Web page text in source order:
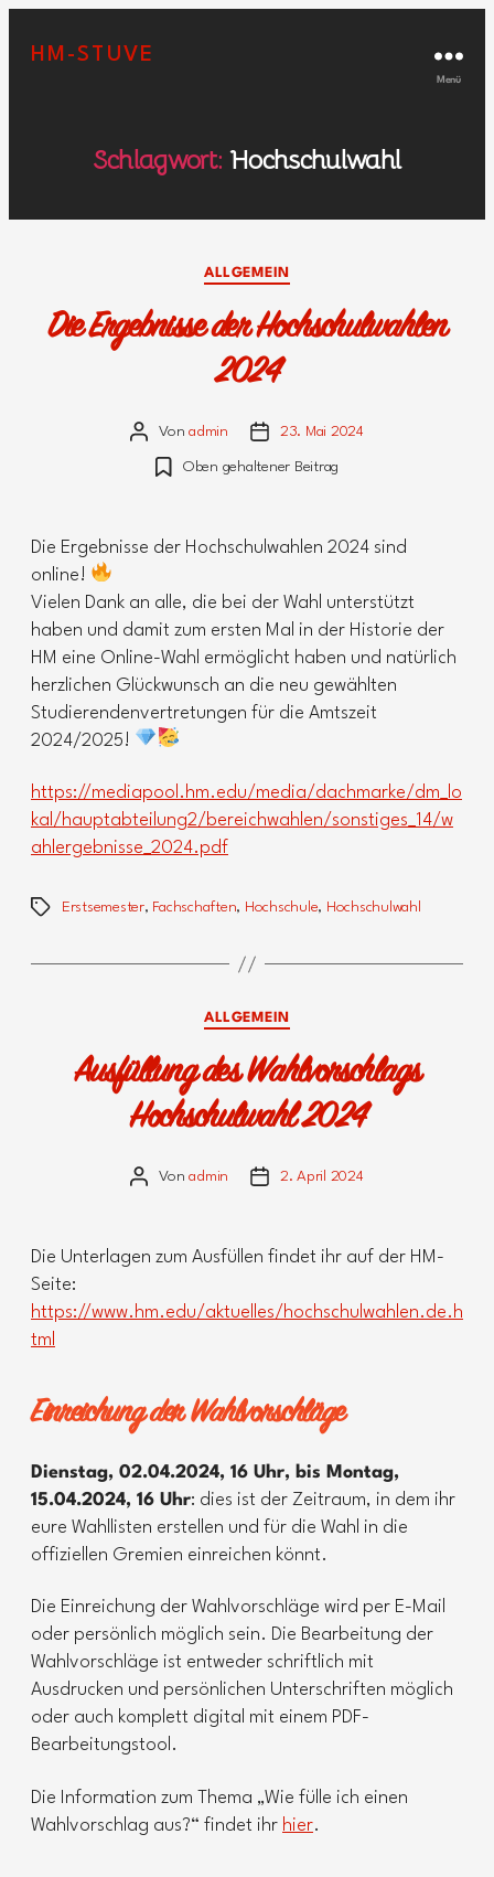
HM-STUVE
Menü
Schlagwort: Hochschulwahl
Kategorien
ALLGEMEIN
Die Ergebnisse der Hochschulwahlen
2024
Beitragsautor
Vonadmin Veröffentlichungsdatum
23. Mai 2024
Oben gehaltener Beitrag
Die Ergebnisse der Hochschulwahlen 2024 sind
online!
Vielen Dank an alle, die bei der Wahl unterstützt
haben und damit zum ersten Mal in der Historie der
HM eine Online-Wahl ermöglicht haben und natürlich
herzlichen Glückwunsch an die neu gewählten
Studierendenvertretungen für die Amtszeit
2024/2025!
https://mediapool.hm.edu/media/dachmarke/dm_lo
kal/hauptabteilung2/bereichwahlen/sonstiges_14/w
ahlergebnisse_2024.pdf
Schlagwörter
Erstsemester, Fachschaften, Hochschule, Hochschulwahl
Kategorien
ALLGEMEIN
Ausfüllung des Wahlvorschlags
Hochschulwahl 2024
Beitragsautor
Vonadmin Veröffentlichungsdatum
2. April 2024
Die Unterlagen zum Ausfüllen findet ihr auf der HM-
Seite:
https://www.hm.edu/aktuelles/hochschulwahlen.de.h
tml
Einreichung der Wahlvorschläge
Dienstag, 02.04.2024, 16 Uhr, bis Montag,
15.04.2024, 16 Uhr: dies ist der Zeitraum, in dem ihr
eure Wahllisten erstellen und für die Wahl in die
offiziellen Gremien einreichen könnt.
Die Einreichung der Wahlvorschläge wird per E-Mail
oder persönlich möglich sein. Die Bearbeitung der
Wahlvorschläge ist entweder schriftlich mit
Ausdrucken und persönlichen Unterschriften möglich
oder auch komplett digital mit einem PDF-
Bearbeitungstool.
Die Information zum Thema „Wie fülle ich einen
Wahlvorschlag aus?“ findet ihr hier.